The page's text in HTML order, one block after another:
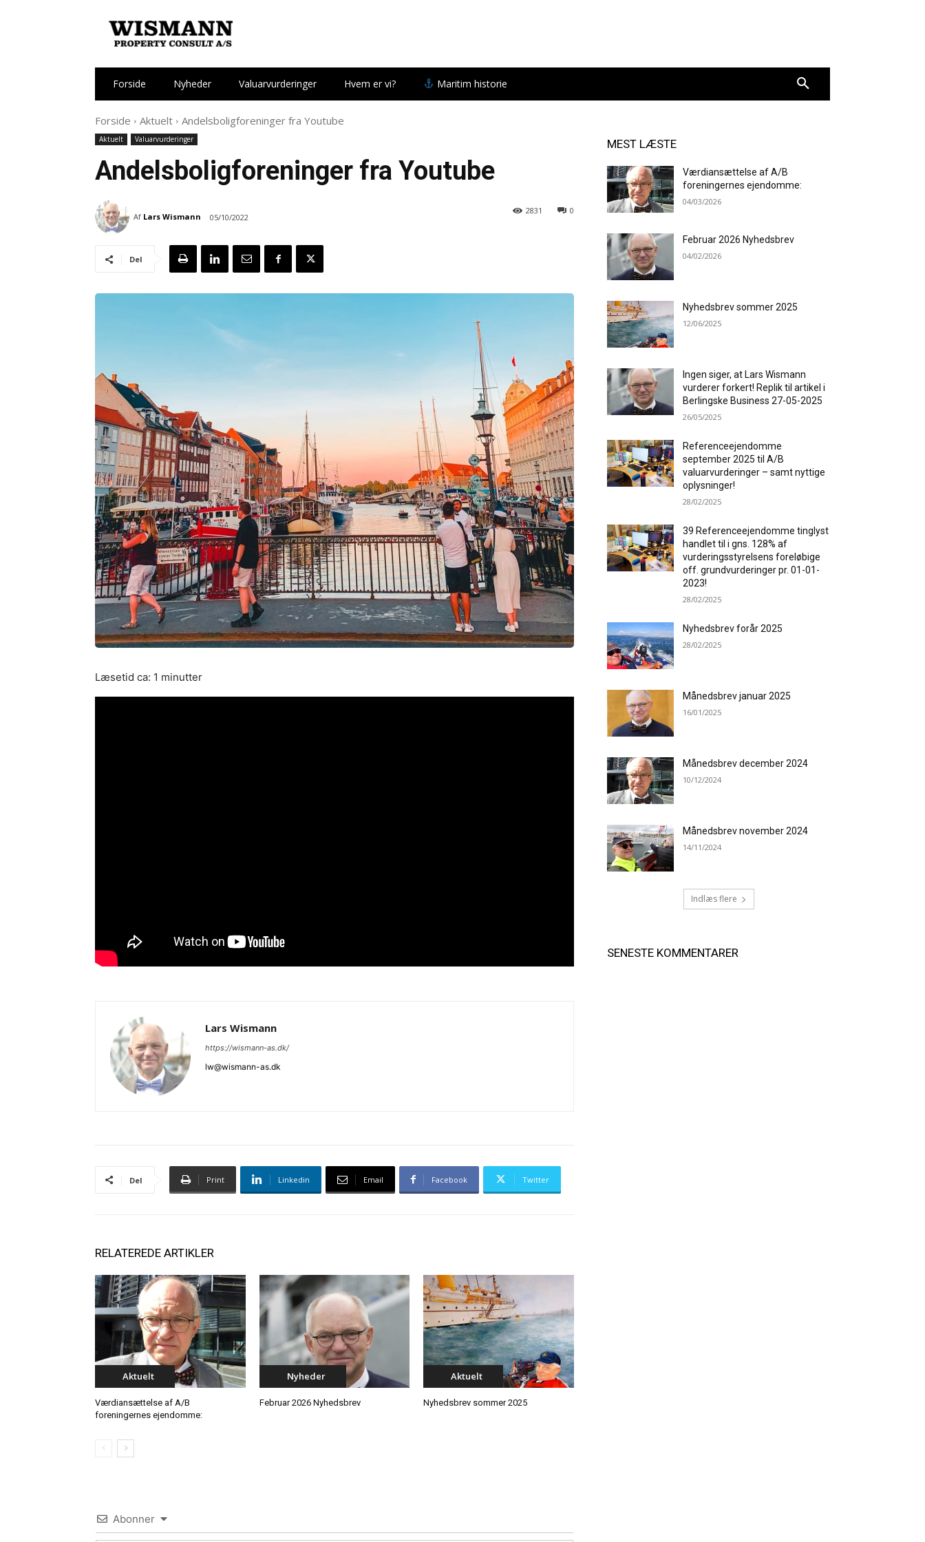
Forside Nyheder Valuarvurderinger Hvem er vi? Maritim historie
Forside Aktuelt Andelsboligforeninger fra Youtube
Aktuelt Valuarvurderinger
Andelsboligforeninger fra Youtube
Af Lars Wismann 05/10/2022
0
2831
Del
Lars Wismann
https://wismann-as.dk/
lw@wismann-as.dk
Del Print Linkedin Email Facebook Twitter
RELATEREDE ARTIKLER
Aktuelt
Værdiansættelse af A/B
foreningernes ejendomme:
Nyheder
Februar 2026 Nyhedsbrev
Aktuelt
Nyhedsbrev sommer 2025
Abonner
MEST LÆSTE
Værdiansættelse af A/B
foreningernes ejendomme:
04/03/2026
Februar 2026 Nyhedsbrev
04/02/2026
Nyhedsbrev sommer 2025
12/06/2025
Ingen siger, at Lars Wismann
vurderer forkert! Replik til artikel i
Berlingske Business 27-05-2025
26/05/2025
Referenceejendomme
september 2025 til A/B
valuarvurderinger – samt nyttige
oplysninger!
28/02/2025
39 Referenceejendomme tinglyst
handlet til i gns. 128% af
vurderingsstyrelsens foreløbige
off. grundvurderinger pr. 01-01-
2023!
28/02/2025
Nyhedsbrev forår 2025
28/02/2025
Månedsbrev januar 2025
16/01/2025
Månedsbrev december 2024
10/12/2024
Månedsbrev november 2024
14/11/2024
Indlæs flere
SENESTE KOMMENTARER